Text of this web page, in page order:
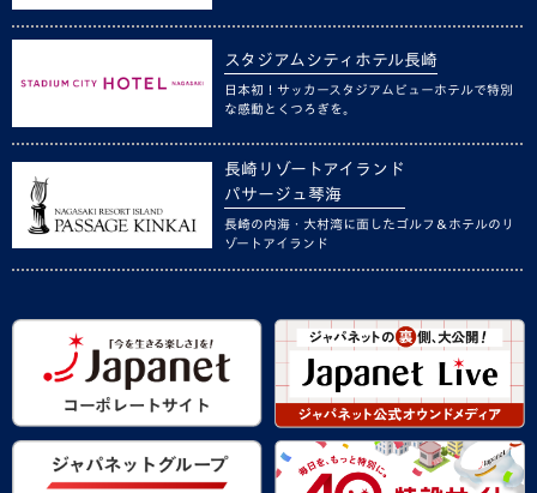
スタジアムシティホテル長崎
日本初！サッカースタジアムビューホテルで特別
な感動とくつろぎを。
長崎リゾートアイランド
パサージュ琴海
長崎の内海・大村湾に面したゴルフ＆ホテルのリ
ゾートアイランド